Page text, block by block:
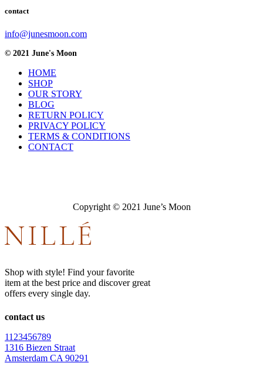
contact
info@junesmoon.com
© 2021 June's Moon
HOME
SHOP
OUR STORY
BLOG
RETURN POLICY
PRIVACY POLICY
TERMS & CONDITIONS
CONTACT
Copyright © 2021 June’s Moon
Shop with style! Find your favorite
item at the best price and discover great
offers every single day.
contact us
1123456789
1316 Biezen Straat
Amsterdam CA 90291